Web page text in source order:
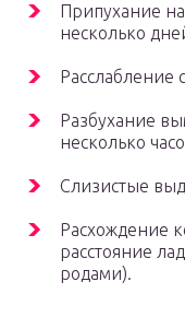
Припухание
несколько
Расслабление
Разбухание
несколько
Слизистые
Расхождение
расстояние
родами).